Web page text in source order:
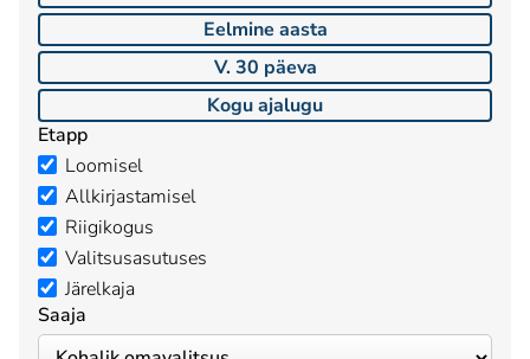
Eelmine aasta
V. 30 päeva
Kogu ajalugu
Etapp
Loomisel
Allkirjastamisel
Riigikogus
Valitsusasutuses
Järelkaja
Saaja